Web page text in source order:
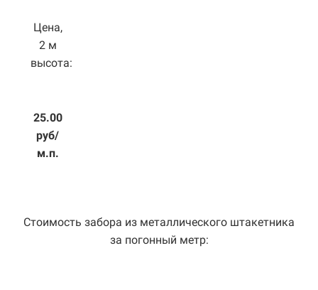
Цена,
2 м
высота:
25.00
руб/
м.п.
Стоимость забора из металлического штакетника
за погонный метр: